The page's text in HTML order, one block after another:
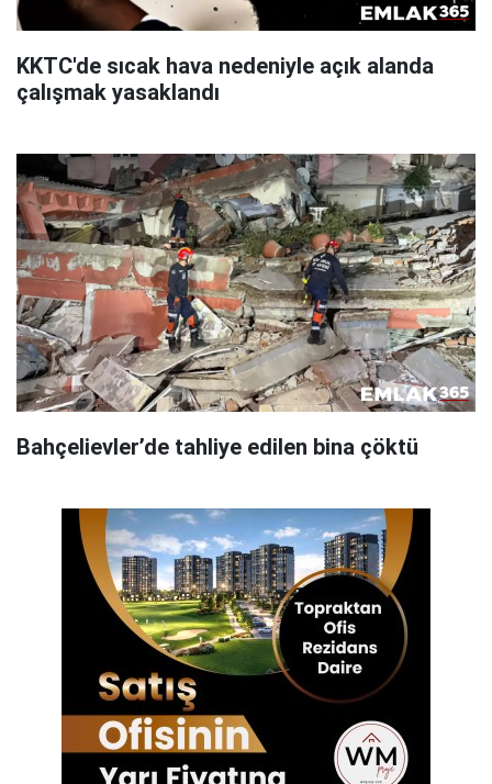
KKTC'de sıcak hava nedeniyle açık alanda
çalışmak yasaklandı
Bahçelievler’de tahliye edilen bina çöktü